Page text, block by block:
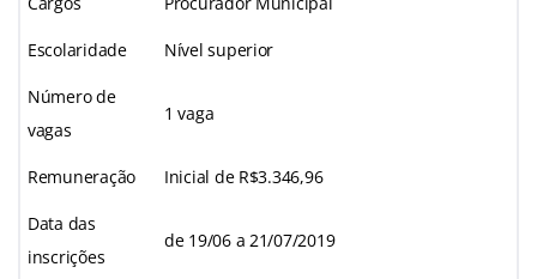
Escolaridade Nível superior
Número de
vagas
1 vaga
Remuneração Inicial de R$3.346,96
Data das
inscrições
de 19/06 a 21/07/2019